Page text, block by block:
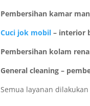
Pembersihan kamar
Cuci jok mobil – interior
Pembersihan kolam
General cleaning –
Semua layanan